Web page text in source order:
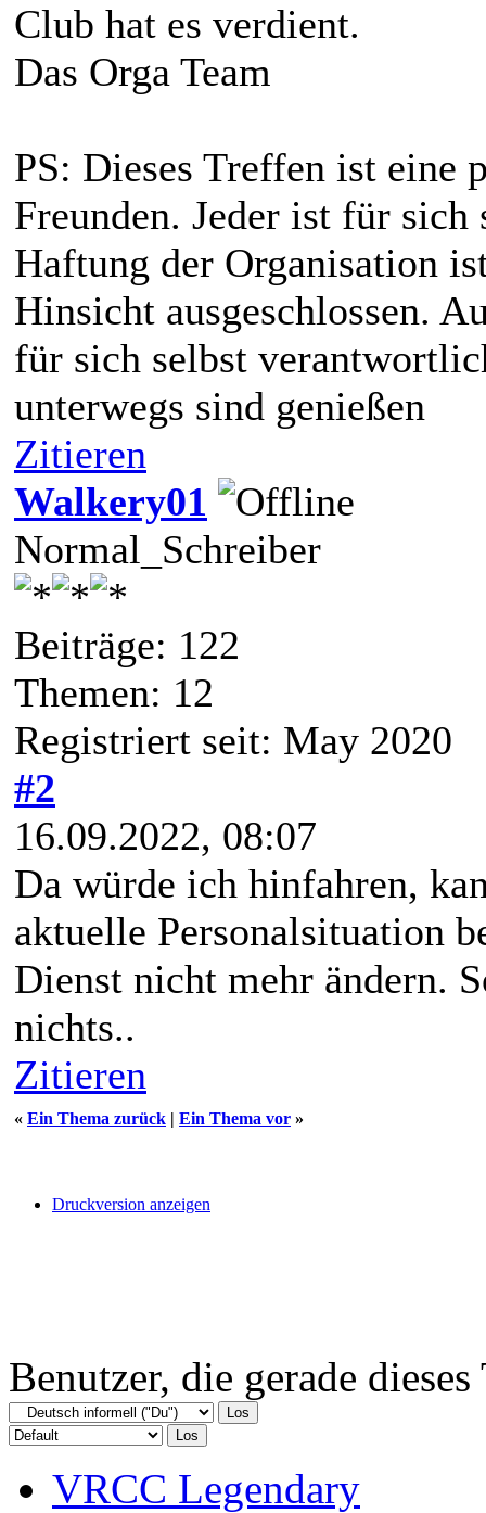
Club hat es verdient.
Das Orga Team
PS: Dieses Treffen ist eine
Freunden. Jeder ist für
Haftung der Organisation
Hinsicht ausgeschlossen.
für sich selbst
unterwegs sind genießen
Zitieren
Walkery01
Normal_Schreiber
Beiträge: 122
Themen: 12
Registriert seit: May 2020
#2
16.09.2022, 08:07
Da würde ich hinfahren,
aktuelle Personalsituation
Dienst nicht mehr ändern.
nichts..
Zitieren
« Ein Thema zurück | Ein Thema vor »
Druckversion anzeigen
Benutzer, die gerade
VRCC Legendary